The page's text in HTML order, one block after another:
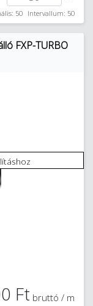
50 Intervallum: 50
FXP-TURBO
Ft bruttó / m